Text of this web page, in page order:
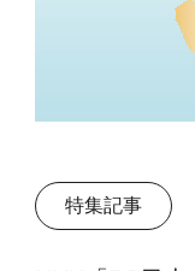
特集記事